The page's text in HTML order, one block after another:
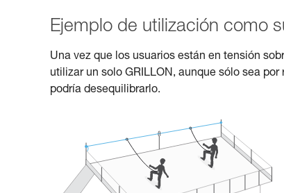
Ejemplo de utilización como
Una vez que los usuarios están en tensión
utilizar un solo GRILLON, aunque sólo sea
podría desequilibrarlo.